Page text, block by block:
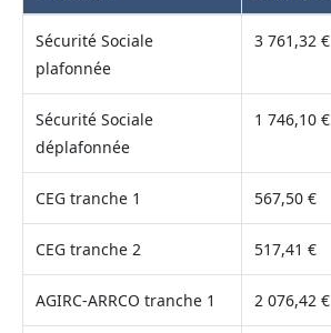
Sécurité Sociale
plafonnée
3 761,32 €
Sécurité Sociale
déplafonnée
1 746,10 €
CEG tranche 1 567,50 €
CEG tranche 2 517,41 €
AGIRC-ARRCO tranche 1 2 076,42 €